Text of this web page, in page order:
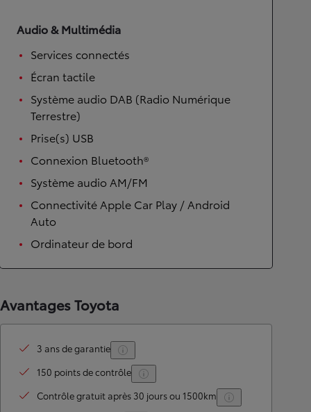
Audio & Multimédia
Services connectés
Écran tactile
Système audio DAB (Radio Numérique
Terrestre)
Prise(s) USB
Connexion Bluetooth®
Système audio AM/FM
Connectivité Apple Car Play / Android
Auto
Ordinateur de bord
Avantages Toyota
3 ans de garantie
150 points de contrôle
Contrôle gratuit après 30 jours ou 1500km